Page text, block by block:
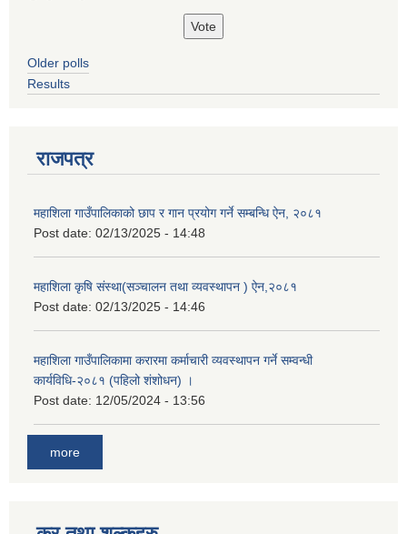
Older polls
Results
राजपत्र
महाशिला गाउँपालिकाको छाप र गान प्रयोग गर्ने सम्बन्धि ऐन, २०८१
Post date: 02/13/2025 - 14:48
महाशिला कृषि संस्था(सञ्चालन तथा व्यवस्थापन ) ऐन,२०८१
Post date: 02/13/2025 - 14:46
महाशिला गाउँपालिकामा करारमा कर्माचारी व्यवस्थापन गर्ने सम्वन्धी
कार्यविधि-२०८१ (पहिलो शंशोधन) ।
Post date: 12/05/2024 - 13:56
more